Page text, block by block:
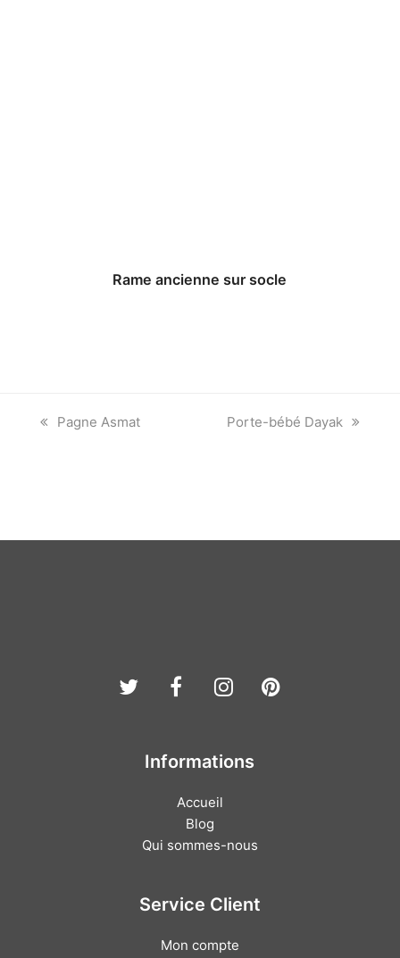
Rame ancienne sur socle
previous
Pagne Asmat
next
Porte-bébé Dayak
TwitterFacebook
Instagram
Pinterest
Informations
Accueil
Blog
Qui sommes-nous
Service Client
Mon compte